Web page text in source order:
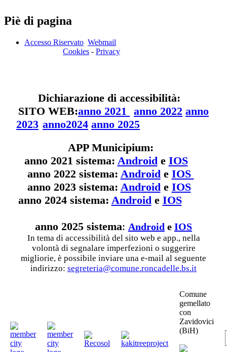
Piè di pagina
Accesso Riservato Webmail
Cookies - Privacy
Dichiarazione di accessibilità:
SITO WEB:anno 2021 anno 2022 anno
2023 anno2024 anno 2025
APP Municipium:
anno 2021 sistema: Android e IOS
anno 2022 sistema: Android e IOS
anno 2023 sistema: Android e IOS
anno 2024 sistema: Android e IOS
anno 2025 sistema: Android e IOS
In tema di accessibilità del sito web e app., nella
volontà di segnalare imperfezioni o suggerire
migliorie, è possibile inviare una e-mail al seguente
indirizzo: segreteria@comune.roncadelle.bs.it
Comune
gemellato
con
Zavidovici
(BiH)